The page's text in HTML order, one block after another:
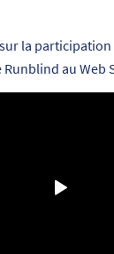
la
Runblind au Web